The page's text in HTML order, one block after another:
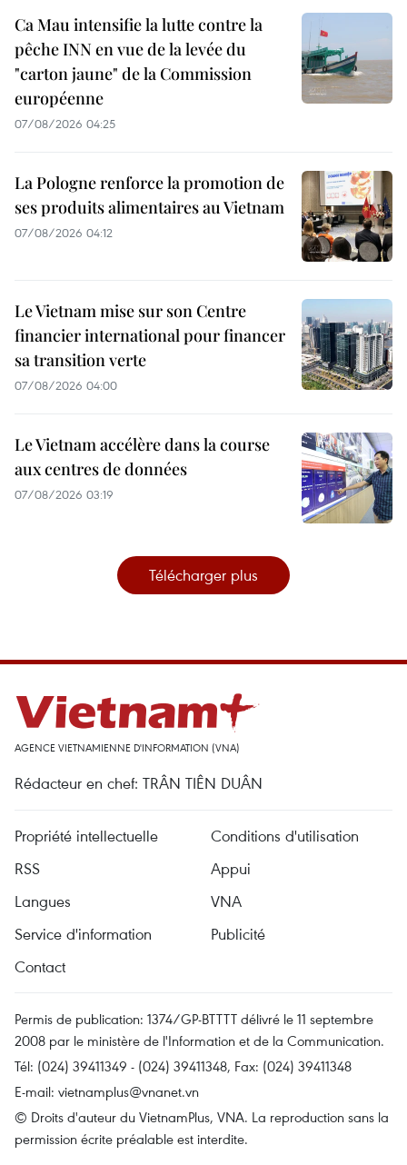
Ca Mau intensifie la lutte contre la
pêche INN en vue de la levée du
"carton jaune" de la Commission
européenne
07/08/2026 04:25
La Pologne renforce la promotion de
ses produits alimentaires au Vietnam
07/08/2026 04:12
Le Vietnam mise sur son Centre
financier international pour financer
sa transition verte
07/08/2026 04:00
Le Vietnam accélère dans la course
aux centres de données
07/08/2026 03:19
Télécharger plus
AGENCE VIETNAMIENNE D'INFORMATION (VNA)
Rédacteur en chef: TRÂN TIÊN DUÂN
Propriété intellectuelle
Conditions d'utilisation
RSS
Appui
Langues
VNA
Service d'information
Publicité
Contact
Permis de publication: 1374/GP-BTTTT délivré le 11 septembre
2008 par le ministère de l'Information et de la Communication.
Tél: (024) 39411349 - (024) 39411348, Fax: (024) 39411348
E-mail: vietnamplus@vnanet.vn
© Droits d'auteur du VietnamPlus, VNA. La reproduction sans la
permission écrite préalable est interdite.